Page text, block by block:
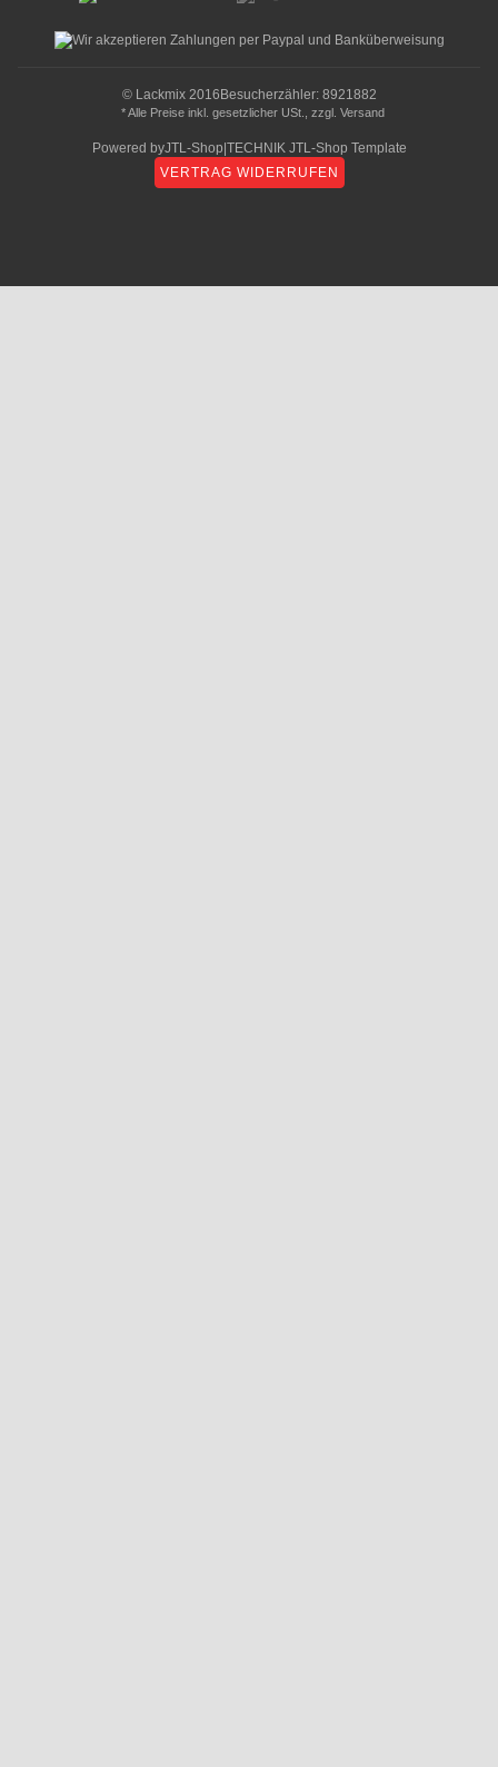
© Lackmix 2016 Besucherzähler: 8921882
* Alle Preise inkl. gesetzlicher USt., zzgl. Versand
Powered byJTL-Shop TECHNIK JTL-Shop Template
VERTRAG WIDERRUFEN